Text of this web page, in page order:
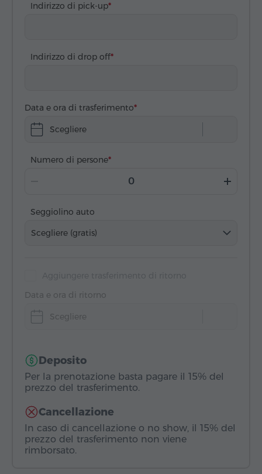
Indirizzo di pick-up
Indirizzo di drop off
Data e ora di trasferimento
Scegliere
Numero di persone
Seggiolino auto
Scegliere (gratis)
Data e ora di ritorno
Scegliere
Deposito
Per la prenotazione basta pagare il 15% del
prezzo del trasferimento.
Cancellazione
In caso di cancellazione o no show, il 15% del
prezzo del trasferimento non viene
rimborsato.